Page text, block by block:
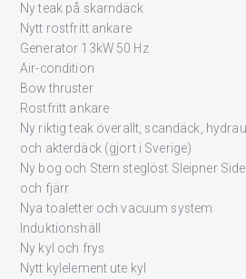
Ny teak på skarndäck
Nytt rostfritt ankare
Generator 13kW 50 Hz
Air-condition
Bow thruster
Rostfritt ankare
Ny riktig teak överallt, scandäck,
och akterdäck (gjort i Sverige)
Ny bog och Stern steglöst Sleipner
och fjärr
Nya toaletter och vacuum system
Induktionshäll
Ny kyl och frys
Nytt kylelement ute kyl